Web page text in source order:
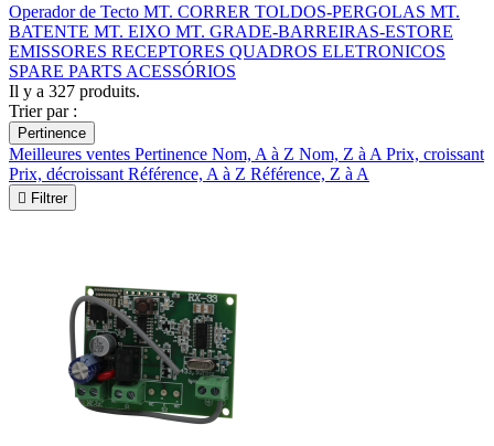
Operador de Tecto MT. CORRER TOLDOS-PERGOLAS MT.
BATENTE MT. EIXO MT. GRADE-BARREIRAS-ESTORE
EMISSORES RECEPTORES QUADROS ELETRONICOS
SPARE PARTS ACESSÓRIOS
Il y a 327 produits.
Trier par :
Pertinence
Meilleures ventes Pertinence Nom, A à Z Nom, Z à A Prix, croissant
Prix, décroissant Référence, A à Z Référence, Z à A
 Filtrer